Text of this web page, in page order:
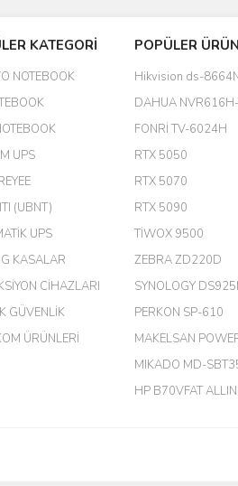
KATEGORİ
NOTEBOOK
UPS
(UBNT)
UPS
KASALAR
CİHAZLARI
GÜVENLİK
ÜRÜNLERİ
POPÜLER
Hikvision ds-
DAHUA
FONRİ TV-6024H
RTX 5050
RTX 5070
RTX 5090
TİWOX 9500
ZEBRA ZD220D
SYNOLOGY
PERKON SP-610
MAKELSAN
MIKADO MD-
HP B70VFAT